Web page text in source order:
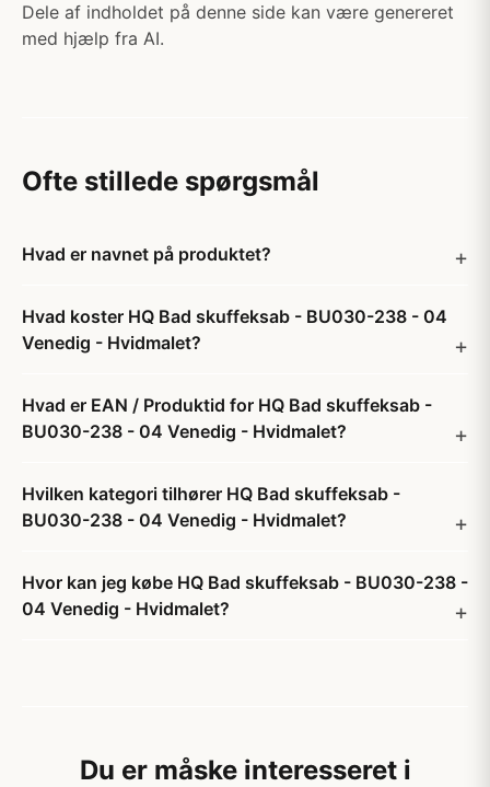
Dele af indholdet på denne side kan være genereret
med hjælp fra AI.
Ofte stillede spørgsmål
Hvad er navnet på produktet?
Hvad koster HQ Bad skuffeksab - BU030-238 - 04
Venedig - Hvidmalet?
Hvad er EAN / Produktid for HQ Bad skuffeksab -
BU030-238 - 04 Venedig - Hvidmalet?
Hvilken kategori tilhører HQ Bad skuffeksab -
BU030-238 - 04 Venedig - Hvidmalet?
Hvor kan jeg købe HQ Bad skuffeksab - BU030-238 -
04 Venedig - Hvidmalet?
Du er måske interesseret i